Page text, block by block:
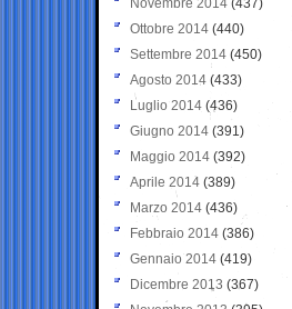
Novembre 2014 (437)
Ottobre 2014 (440)
Settembre 2014 (450)
Agosto 2014 (433)
Luglio 2014 (436)
Giugno 2014 (391)
Maggio 2014 (392)
Aprile 2014 (389)
Marzo 2014 (436)
Febbraio 2014 (386)
Gennaio 2014 (419)
Dicembre 2013 (367)